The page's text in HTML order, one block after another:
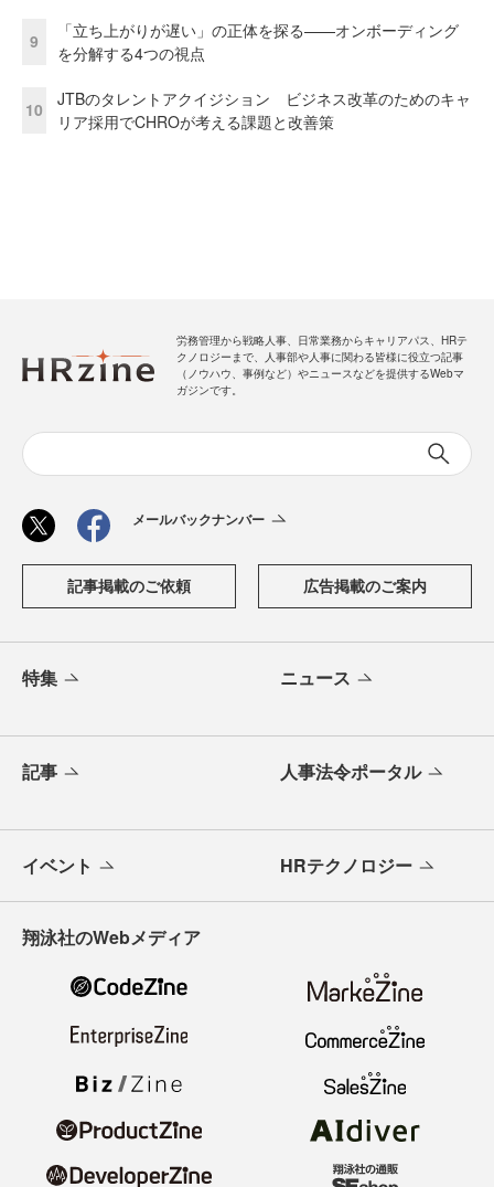
9
「立ち上がりが遅い」の正体を探る——オンボーディング
を分解する4つの視点
10
JTBのタレントアクイジション ビジネス改革のためのキャ
リア採用でCHROが考える課題と改善策
労務管理から戦略人事、日常業務からキャリアパス、HRテ
クノロジーまで、人事部や人事に関わる皆様に役立つ記事
（ノウハウ、事例など）やニュースなどを提供するWebマ
ガジンです。
メールバックナンバー
記事掲載のご依頼 広告掲載のご案内
特集 ニュース
記事 人事法令ポータル
イベント HRテクノロジー
翔泳社のWebメディア